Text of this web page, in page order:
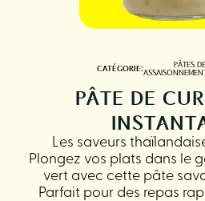
CATÉGORIE: PÂTES
PÂTE DE
Les saveurs
Plongez vos plats dans le
vert avec cette pâte
Parfait pour des repas